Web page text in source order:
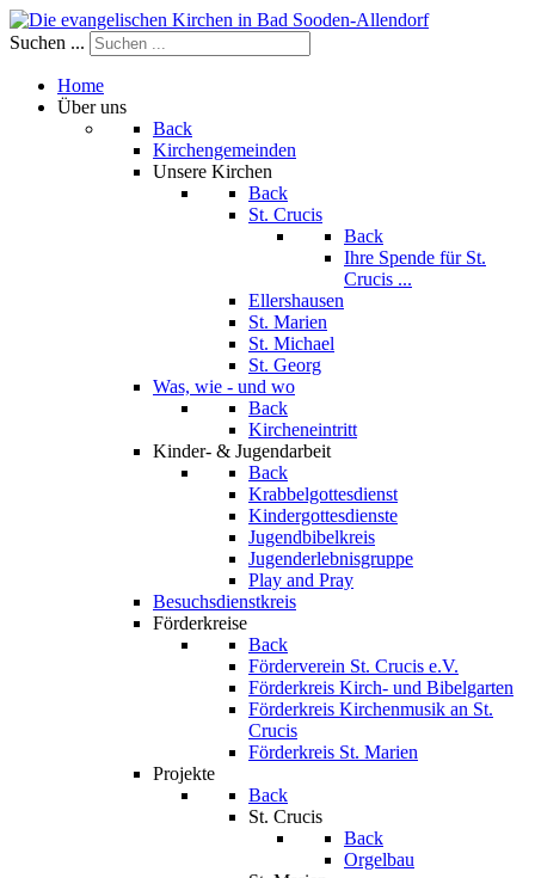
Suchen ...
Home
Über uns
Back
Kirchengemeinden
Unsere Kirchen
Back
St. Crucis
Back
Ihre Spende für St.
Crucis ...
Ellershausen
St. Marien
St. Michael
St. Georg
Was, wie - und wo
Back
Kircheneintritt
Kinder- & Jugendarbeit
Back
Krabbelgottesdienst
Kindergottesdienste
Jugendbibelkreis
Jugenderlebnisgruppe
Play and Pray
Besuchsdienstkreis
Förderkreise
Back
Förderverein St. Crucis e.V.
Förderkreis Kirch- und Bibelgarten
Förderkreis Kirchenmusik an St.
Crucis
Förderkreis St. Marien
Projekte
Back
St. Crucis
Back
Orgelbau